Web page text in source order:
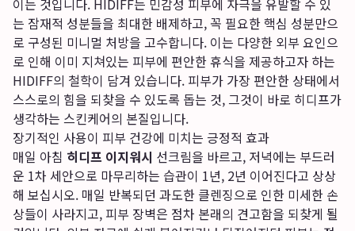
이는 것입니다. HIDIFF는 민감성 피부에 자극을 유발할 수 있
는 잠재적 성분들을 최대한 배제하고, 꼭 필요한 핵심 성분만으
로 구성된 미니멀 처방을 고수합니다. 이는 다양한 외부 요인으
로 인해 이미 지쳐있는 피부에 편안한 휴식을 제공하고자 하는
HIDIFF의 철학이 담겨 있습니다. 피부가 가장 편안한 상태에서
스스로의 힘을 되찾을 수 있도록 돕는 것, 그것이 바로 히디프가
생각하는 스킨케어의 본질입니다.
장기적인 사용이 피부 건강에 미치는 긍정적 효과
매일 아침 히디프 이지워시 선크림을 바르고, 저녁에는 부드러
운 1차 세안으로 마무리하는 습관이 1년, 2년 이어진다고 상상
해 보십시오. 매일 반복되던 과도한 클렌징으로 인한 미세한 손
상들이 사라지고, 피부 장벽은 점차 본래의 견고함을 되찾게 될